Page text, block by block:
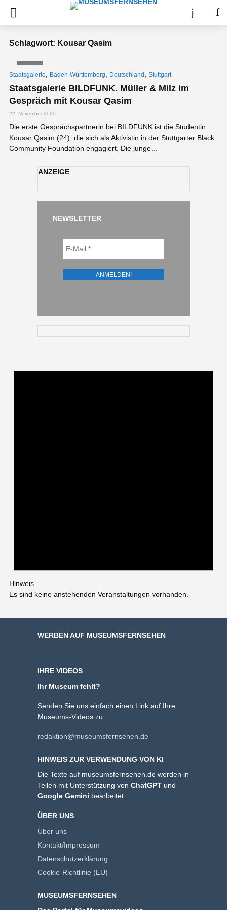
Schlagwort: Kousar Qasim
Staatsgalerie Baden-Württemberg Deutschland Stuttgart
Staatsgalerie BILDFUNK. Müller & Milz im
Gespräch mit Kousar Qasim
22. November 2020
Die erste Gesprächspartnerin bei BILDFUNK ist die Studentin
Kousar Qasim (24), die sich als Aktivistin in der Stuttgarter Black
Community Foundation engagiert. Die junge...
ANZEIGE
NEWSLETTER
Hinweis
Es sind keine anstehenden Veranstaltungen vorhanden.
WERBEN AUF MUSEUMSFERNSEHEN
IHRE VIDEOS
Ihr Museum fehlt?
Senden Sie uns einfach einen Link auf Ihre
Museums-Videos zu:
redaktion@museumsfernsehen.de
HINWEIS ZUR VERWENDUNG VON KI
Die Texte auf museumsfernsehen.de werden in
Teilen mit Unterstützung von ChatGPT und
Google Gemini bearbeitet.
ÜBER UNS
Über uns
Kontakt/Impressum
Datenschutzerklärung
Cookie-Richtlinie (EU)
MUSEUMSFERNSEHEN